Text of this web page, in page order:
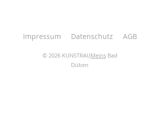
Impressum Datenschutz AGB
© 2026 KUNSTRAUMeinsBad
Düben